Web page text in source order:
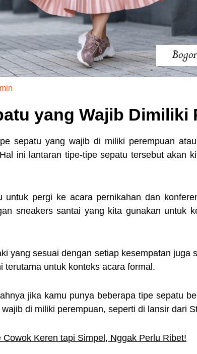
yang Wajib Dimiliki
sepatu yang wajib di miliki perempuan
ini lantaran tipe-tipe sepatu tersebut akan
untuk pergi ke acara pernikahan dan
sneakers santai yang kita gunakan untuk
yang sesuai dengan setiap kesempatan juga
terutama untuk konteks acara formal.
jika kamu punya beberapa tipe sepatu
di miliki perempuan, seperti di lansir dari
Cowok Keren tapi Simpel, Nggak Perlu Ribet!